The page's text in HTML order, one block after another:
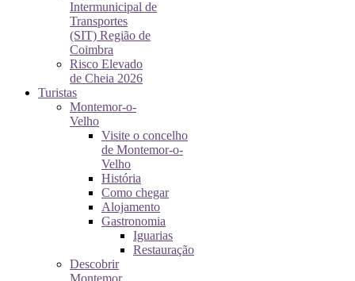
Intermunicipal de
Transportes
(SIT) Região de
Coimbra
Risco Elevado
de Cheia 2026
Turistas
Montemor-o-
Velho
Visite o concelho
de Montemor-o-
Velho
História
Como chegar
Alojamento
Gastronomia
Iguarias
Restauração
Descobrir
Montemor